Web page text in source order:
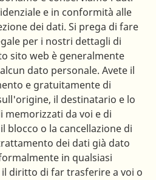
e in conformità alle
dei dati. Si prega di fare
per i nostri dettagli di
sito web è generalmente
dato personale. Avete il
e gratuitamente di
il destinatario e lo
memorizzati da voi e di
blocco o la cancellazione di
dei dati già dato
in qualsiasi
diritto di far trasferire a voi o